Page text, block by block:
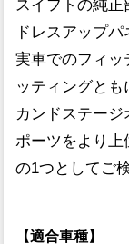
スイフトの純
ドレスアップパ
実車でのフィッ
ッティングと
カンドステー
ポーツをより上
の1つとしてご
【適合車種】